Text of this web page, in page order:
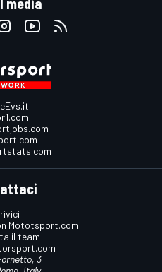
Mototsport.com
il team
3